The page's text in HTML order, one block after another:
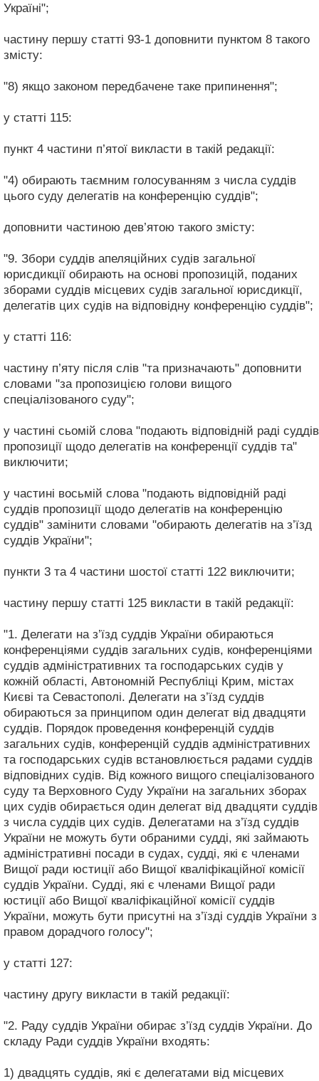
Україні";
частину першу статті 93-1 доповнити пунктом 8 такого
змісту:
"8) якщо законом передбачене таке припинення";
у статті 115:
пункт 4 частини п’ятої викласти в такій редакції:
"4) обирають таємним голосуванням з числа суддів
цього суду делегатів на конференцію суддів";
доповнити частиною дев’ятою такого змісту:
"9. Збори суддів апеляційних судів загальної
юрисдикції обирають на основі пропозицій, поданих
зборами суддів місцевих судів загальної юрисдикції,
делегатів цих судів на відповідну конференцію суддів";
у статті 116:
частину п’яту після слів "та призначають" доповнити
словами "за пропозицією голови вищого
спеціалізованого суду";
у частині сьомій слова "подають відповідній раді суддів
пропозиції щодо делегатів на конференції суддів та"
виключити;
у частині восьмій слова "подають відповідній раді
суддів пропозиції щодо делегатів на конференцію
суддів" замінити словами "обирають делегатів на з’їзд
суддів України";
пункти 3 та 4 частини шостої статті 122 виключити;
частину першу статті 125 викласти в такій редакції:
"1. Делегати на з’їзд суддів України обираються
конференціями суддів загальних судів, конференціями
суддів адміністративних та господарських судів у
кожній області, Автономній Республіці Крим, містах
Києві та Севастополі. Делегати на з’їзд суддів
обираються за принципом один делегат від двадцяти
суддів. Порядок проведення конференцій суддів
загальних судів, конференцій суддів адміністративних
та господарських судів встановлюється радами суддів
відповідних судів. Від кожного вищого спеціалізованого
суду та Верховного Суду України на загальних зборах
цих судів обирається один делегат від двадцяти суддів
з числа суддів цих судів. Делегатами на з’їзд суддів
України не можуть бути обраними судді, які займають
адміністративні посади в судах, судді, які є членами
Вищої ради юстиції або Вищої кваліфікаційної комісії
суддів України. Судді, які є членами Вищої ради
юстиції або Вищої кваліфікаційної комісії суддів
України, можуть бути присутні на з’їзді суддів України з
правом дорадчого голосу";
у статті 127:
частину другу викласти в такій редакції:
"2. Раду суддів України обирає з’їзд суддів України. До
складу Ради суддів України входять:
1) двадцять суддів, які є делегатами від місцевих